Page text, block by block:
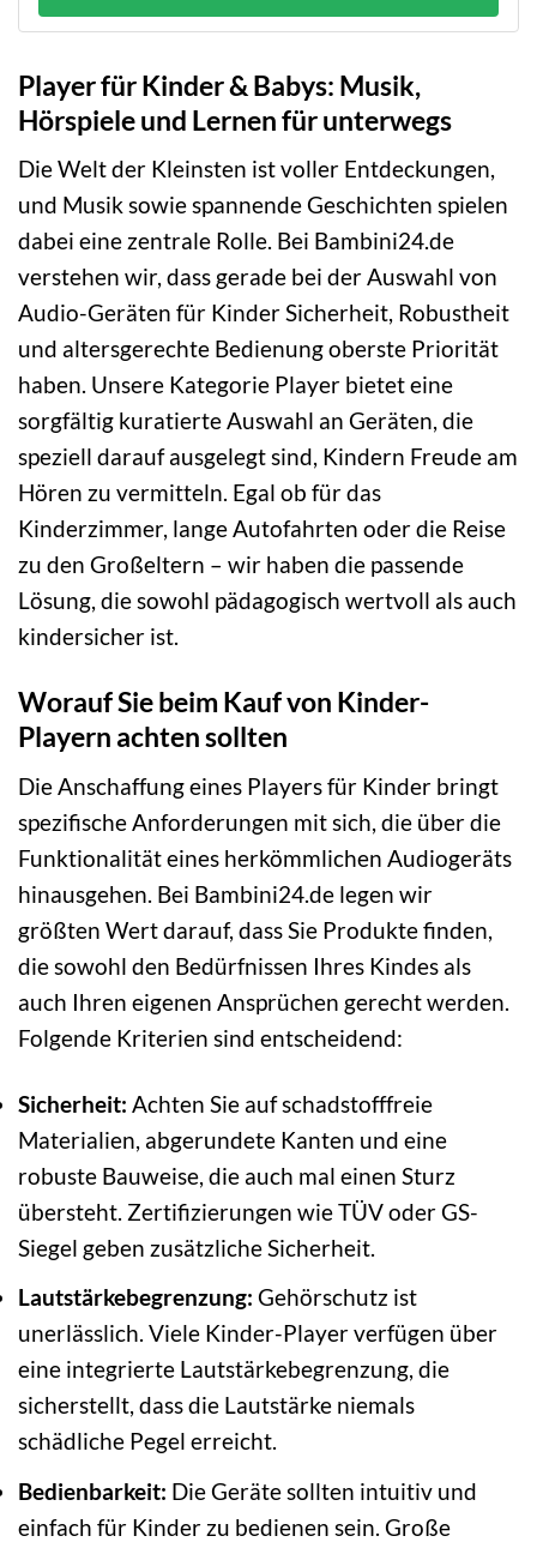
Player für Kinder & Babys: Musik,
Hörspiele und Lernen für unterwegs
Die Welt der Kleinsten ist voller Entdeckungen,
und Musik sowie spannende Geschichten spielen
dabei eine zentrale Rolle. Bei Bambini24.de
verstehen wir, dass gerade bei der Auswahl von
Audio-Geräten für Kinder Sicherheit, Robustheit
und altersgerechte Bedienung oberste Priorität
haben. Unsere Kategorie Player bietet eine
sorgfältig kuratierte Auswahl an Geräten, die
speziell darauf ausgelegt sind, Kindern Freude am
Hören zu vermitteln. Egal ob für das
Kinderzimmer, lange Autofahrten oder die Reise
zu den Großeltern – wir haben die passende
Lösung, die sowohl pädagogisch wertvoll als auch
kindersicher ist.
Worauf Sie beim Kauf von Kinder-
Playern achten sollten
Die Anschaffung eines Players für Kinder bringt
spezifische Anforderungen mit sich, die über die
Funktionalität eines herkömmlichen Audiogeräts
hinausgehen. Bei Bambini24.de legen wir
größten Wert darauf, dass Sie Produkte finden,
die sowohl den Bedürfnissen Ihres Kindes als
auch Ihren eigenen Ansprüchen gerecht werden.
Folgende Kriterien sind entscheidend:
Sicherheit: Achten Sie auf schadstofffreie
Materialien, abgerundete Kanten und eine
robuste Bauweise, die auch mal einen Sturz
übersteht. Zertifizierungen wie TÜV oder GS-
Siegel geben zusätzliche Sicherheit.
Lautstärkebegrenzung: Gehörschutz ist
unerlässlich. Viele Kinder-Player verfügen über
eine integrierte Lautstärkebegrenzung, die
sicherstellt, dass die Lautstärke niemals
schädliche Pegel erreicht.
Bedienbarkeit: Die Geräte sollten intuitiv und
einfach für Kinder zu bedienen sein. Große